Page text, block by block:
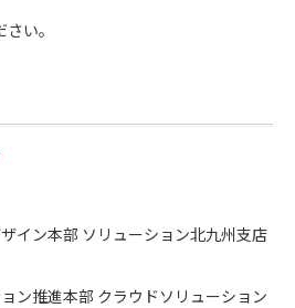
い。
イン本部 ソリューション北九州支店
ン推進本部 クラウドソリューション